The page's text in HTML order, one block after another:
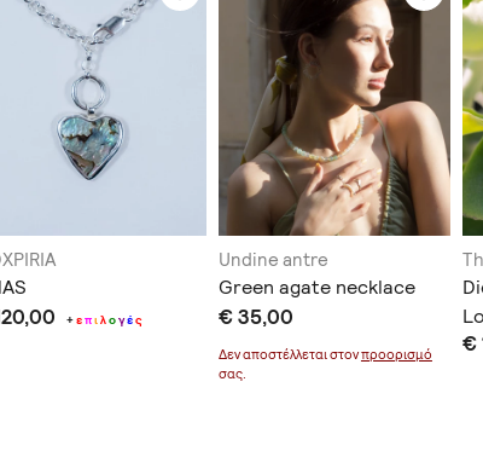
+επιλογές
Undine antre
Green agate necklace
€ 35,00
Δεν αποστέλλεται στονπροορισμό
σας.
€